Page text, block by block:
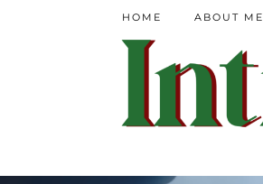
HOME ABOUT ME